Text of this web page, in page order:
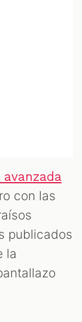
avanzada
con las
publicados
la